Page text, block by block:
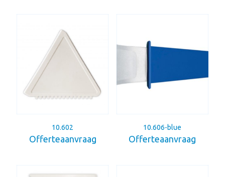
10.602
Offerteaanvraag
10.606-blue
Offerteaanvraag